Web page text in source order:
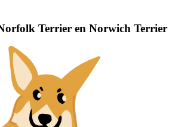
Terrier en Norwich Terrier